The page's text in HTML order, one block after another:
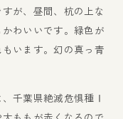
が、昼間、杭の上な
わいいです。緑色が
います。幻の真っ青
千葉県絶滅危惧種Ⅰ